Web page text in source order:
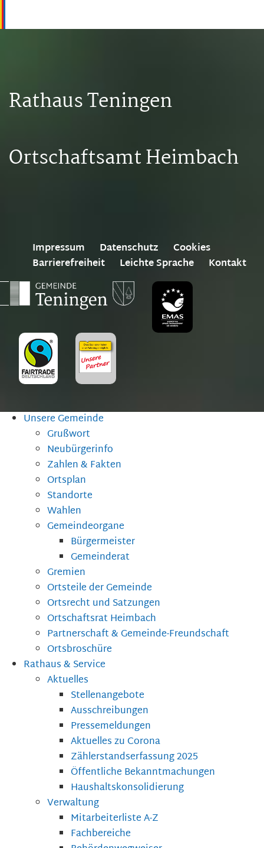
Rathaus Teningen
Ortschaftsamt Heimbach
Impressum Datenschutz
Cookies
Barrierefreiheit
Leichte Sprache Kontakt
Unsere Gemeinde
Grußwort
Neubürgerinfo
Zahlen & Fakten
Ortsplan
Standorte
Wahlen
Gemeindeorgane
Bürgermeister
Gemeinderat
Gremien
Ortsteile der Gemeinde
Ortsrecht und Satzungen
Ortschaftsrat Heimbach
Partnerschaft & Gemeinde-Freundschaft
Ortsbroschüre
Rathaus & Service
Aktuelles
Stellenangebote
Ausschreibungen
Pressemeldungen
Aktuelles zu Corona
Zählerstandserfassung 2025
Öffentliche Bekanntmachungen
Haushaltskonsolidierung
Verwaltung
Mitarbeiterliste A-Z
Fachbereiche